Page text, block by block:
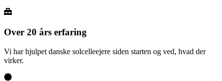
Over 20 års erfaring
Vi har hjulpet danske solcelleejere siden starten og ved, hvad der
virker.